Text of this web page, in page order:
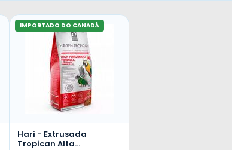
IMPORTADO DO CANADÁ
Hari - Extrusada
Tropican Alta